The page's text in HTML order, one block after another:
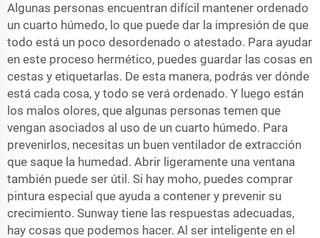
Algunas personas encuentran difícil mantener ordenado
un cuarto húmedo, lo que puede dar la impresión de que
todo está un poco desordenado o atestado. Para ayudar
en este proceso hermético, puedes guardar las cosas en
cestas y etiquetarlas. De esta manera, podrás ver dónde
está cada cosa, y todo se verá ordenado. Y luego están
los malos olores, que algunas personas temen que
vengan asociados al uso de un cuarto húmedo. Para
prevenirlos, necesitas un buen ventilador de extracción
que saque la humedad. Abrir ligeramente una ventana
también puede ser útil. Si hay moho, puedes comprar
pintura especial que ayuda a contener y prevenir su
crecimiento. Sunway tiene las respuestas adecuadas,
hay cosas que podemos hacer. Al ser inteligente en el